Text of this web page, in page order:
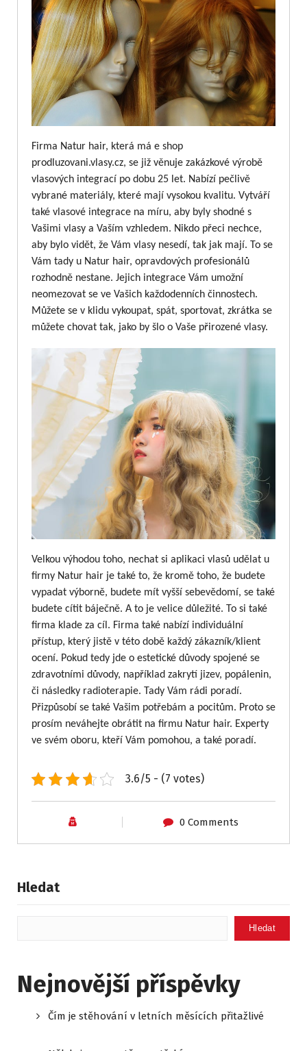
Firma Natur hair, která má e shop
prodluzovani.vlasy.cz, se již věnuje zakázkové výrobě
vlasových integrací po dobu 25 let. Nabízí pečlivě
vybrané materiály, které mají vysokou kvalitu. Vytváří
také vlasové integrace na míru, aby byly shodné s
Vašimi vlasy a Vaším vzhledem. Nikdo přeci nechce,
aby bylo vidět, že Vám vlasy nesedí, tak jak mají. To se
Vám tady u Natur hair, opravdových profesionálů
rozhodně nestane. Jejich integrace Vám umožní
neomezovat se ve Vašich každodenních činnostech.
Můžete se v klidu vykoupat, spát, sportovat, zkrátka se
můžete chovat tak, jako by šlo o Vaše přirozené vlasy.
Velkou výhodou toho, nechat si aplikaci vlasů udělat u
firmy Natur hair je také to, že kromě toho, že budete
vypadat výborně, budete mít vyšší sebevědomí, se také
budete cítit báječně. A to je velice důležité. To si také
firma klade za cíl. Firma také nabízí individuální
přístup, který jistě v této době každý zákazník/klient
ocení. Pokud tedy jde o estetické důvody spojené se
zdravotními důvody, například zakrytí jizev, popálenin,
či následky radioterapie. Tady Vám rádi poradí.
Přizpůsobí se také Vašim potřebám a pocitům. Proto se
prosím neváhejte obrátit na firmu Natur hair. Experty
ve svém oboru, kteří Vám pomohou, a také poradí.
3.6/5 - (7 votes)
0 Comments
Hledat
Hledat
Nejnovější příspěvky
Čím je stěhování v letních měsících přitažlivé